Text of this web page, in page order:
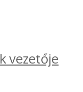
vezetője